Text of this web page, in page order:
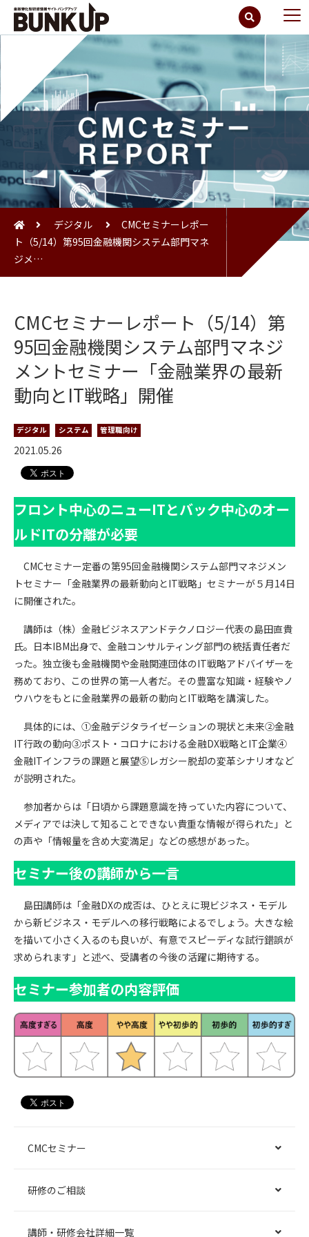
デジタル
CMCセミナーレポー
ト（5/14）第95回金融機関システム部門マネ
ジメ…
CMCセミナーレポート（5/14）第
95回金融機関システム部門マネジ
メントセミナー「金融業界の最新
動向とIT戦略」開催
デジタル システム 管理職向け
2021.05.26
フロント中心のニューITとバック中心のオー
ルドITの分離が必要
CMCセミナー定番の第95回金融機関システム部門マネジメン
トセミナー「金融業界の最新動向とIT戦略」セミナーが５月14日
に開催された。
講師は（株）金融ビジネスアンドテクノロジー代表の島田直貴
氏。日本IBM出身で、金融コンサルティング部門の統括責任者だ
った。独立後も金融機関や金融関連団体のIT戦略アドバイザーを
務めており、この世界の第一人者だ。その豊富な知識・経験やノ
ウハウをもとに金融業界の最新の動向とIT戦略を講演した。
具体的には、①金融デジタライゼーションの現状と未来②金融
IT行政の動向③ポスト・コロナにおける金融DX戦略とIT企業④
金融ITインフラの課題と展望⑤レガシー脱却の変革シナリオなど
が説明された。
参加者からは「日頃から課題意識を持っていた内容について、
メディアでは決して知ることできない貴重な情報が得られた」と
の声や「情報量を含め大変満足」などの感想があった。
セミナー後の講師から一言
島田講師は「金融DXの成否は、ひとえに現ビジネス・モデル
から新ビジネス・モデルへの移行戦略によるでしょう。大きな絵
を描いて小さく入るのも良いが、有意でスピーディな試行錯誤が
求められます」と述べ、受講者の今後の活躍に期待する。
セミナー参加者の内容評価
CMCセミナー
研修のご相談
講師・研修会社詳細一覧